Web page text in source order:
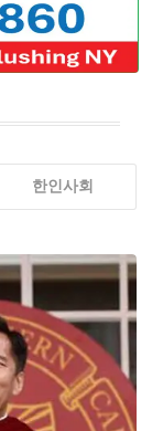
한인사회